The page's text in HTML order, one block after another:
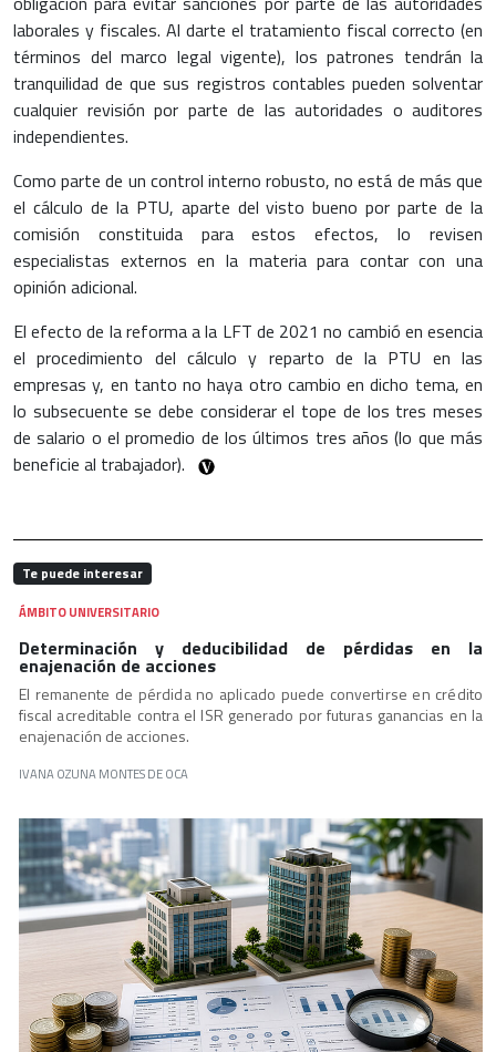
laborales y fiscales. Al darte el tratamiento fiscal correcto (en
términos del marco legal vigente), los patrones tendrán la
tranquilidad de que sus registros contables pueden solventar
cualquier revisión por parte de las autoridades o auditores
independientes.
Como parte de un control interno robusto, no está de más que
el cálculo de la PTU, aparte del visto bueno por parte de la
comisión constituida para estos efectos, lo revisen
especialistas externos en la materia para contar con una
opinión adicional.
El efecto de la reforma a la LFT de 2021 no cambió en esencia
el procedimiento del cálculo y reparto de la PTU en las
empresas y, en tanto no haya otro cambio en dicho tema, en
lo subsecuente se debe considerar el tope de los tres meses
de salario o el promedio de los últimos tres años (lo que más
beneficie al trabajador).
Te puede interesar
ÁMBITO UNIVERSITARIO
Determinación y deducibilidad de pérdidas en la
enajenación de acciones
El remanente de pérdida no aplicado puede convertirse en crédito
fiscal acreditable contra el ISR generado por futuras ganancias en la
enajenación de acciones.
IVANA OZUNA MONTES DE OCA